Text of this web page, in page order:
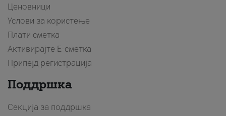
Ценовници
Услови за користење
Плати сметка
Активирајте Е-сметка
Припејд регистрација
Поддршка
Секција за поддршка